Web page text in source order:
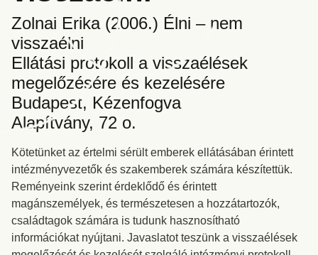
Zolnai Erika (2006.) Élni – nem
visszaélni
Ellátási protokoll a visszaélések
megelőzésére és kezelésére
Budapest, Kézenfogva
Alapítvány, 72 o.
Kötetünket az értelmi sérült emberek ellátásában érintett
intézményvezetők és szakemberek számára készítettük.
Reményeink szerint érdeklődő és érintett
magánszemélyek, és természetesen a hozzátartozók,
családtagok számára is tudunk hasznosítható
információkat nyújtani. Javaslatot teszünk a visszaélések